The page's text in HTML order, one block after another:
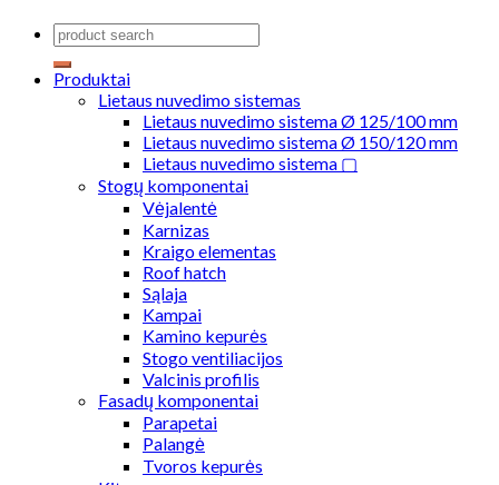
Produktai
Lietaus nuvedimo sistemas
Lietaus nuvedimo sistema Ø 125/100 mm
Lietaus nuvedimo sistema Ø 150/120 mm
Lietaus nuvedimo sistema ▢
Stogų komponentai
Vėjalentė
Karnizas
Kraigo elementas
Roof hatch
Sąlaja
Kampai
Kamino kepurės
Stogo ventiliacijos
Valcinis profilis
Fasadų komponentai
Parapetai
Palangė
Tvoros kepurės